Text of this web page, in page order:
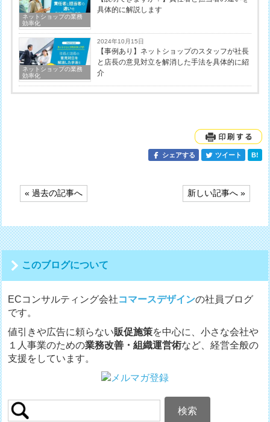
ネットショップの業務
効率化
具体的に解説します
ネットショップの業務
効率化
2024年10月15日
【事例あり】ネットショップのスタッフが社長
と店長の意見対立を解消した手法を具体的に紹
介
シェアする ツイート B!
投
稿
ナ
ビ
ゲ
ー
シ
ョ
ン
« 過去の記事へ 新しい記事へ »
このブログについて
ECコンサルティング会社コマースデザインの社員ブログ
です。
値引きや広告に頼らない販促施策を中心に、小さな会社や
１人事業のための業務改善・組織運営術など、経営全般の
支援をしています。
検
索: